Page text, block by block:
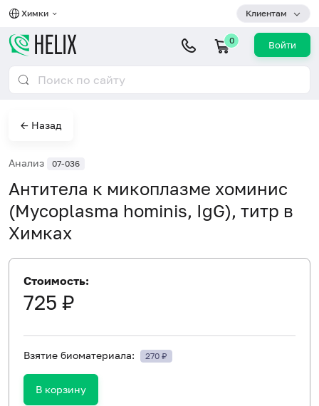
Химки Клиентам
0 Войти
← Назад
Анализ 07-036
Антитела к микоплазме хоминис
(Mycoplasma hominis, IgG), титр в
Химках
Стоимость:
725 ₽
Взятие биоматериала: 270 ₽
В корзину